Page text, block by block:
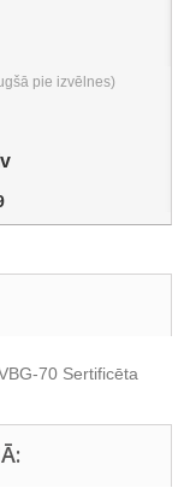
pie izvēlnes)
70 Sertificēta